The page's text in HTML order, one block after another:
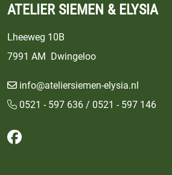
ATELIER SIEMEN & ELYSIA
Lheeweg 10B
7991 AM Dwingeloo
info@ateliersiemen-elysia.nl
0521 - 597 636 / 0521 - 597 146
Volg ons op Facebook